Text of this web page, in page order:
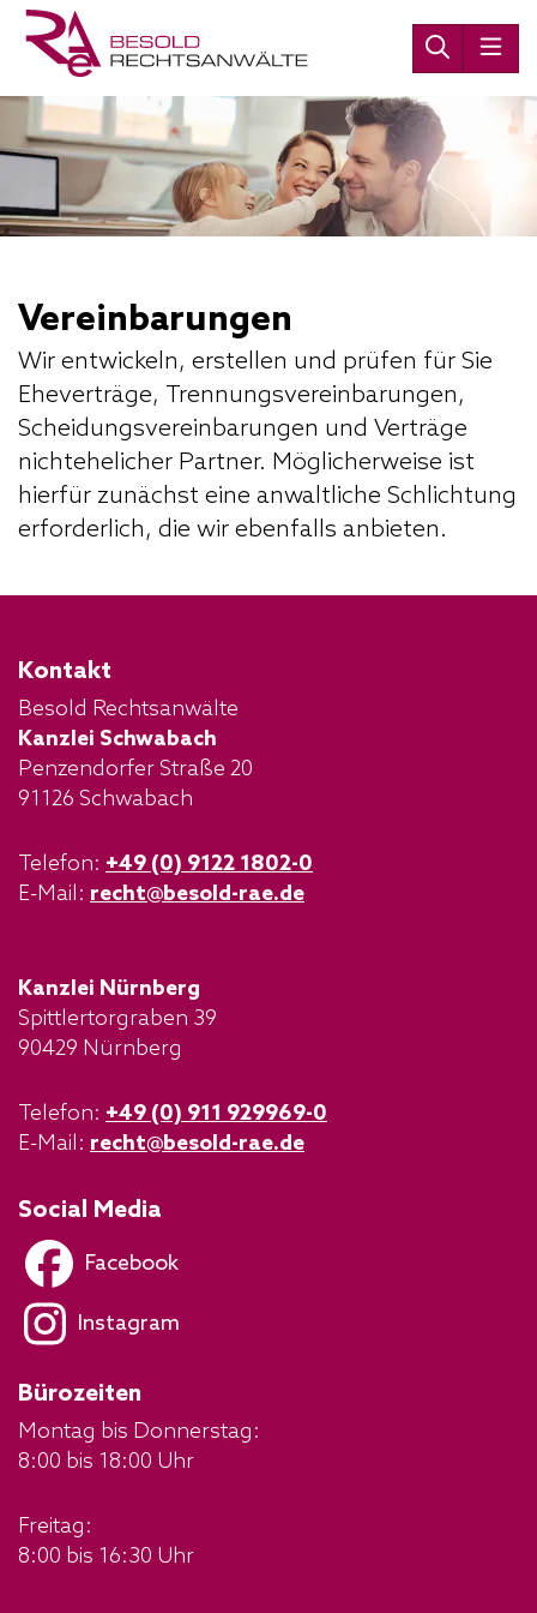
Vereinbarungen
Wir entwickeln, erstellen und prüfen für Sie
Eheverträge, Trennungsvereinbarungen,
Scheidungsvereinbarungen und Verträge
nichtehelicher Partner. Möglicherweise ist
hierfür zunächst eine anwaltliche Schlichtung
erforderlich, die wir ebenfalls anbieten.
Kontakt
Besold Rechtsanwälte
Kanzlei Schwabach
Penzendorfer Straße 20
91126 Schwabach
Telefon: +49 (0) 9122 1802-0
E-Mail: recht@besold-rae.de
Kanzlei Nürnberg
Spittlertorgraben 39
90429 Nürnberg
Telefon: +49 (0) 911 929969-0
E-Mail: recht@besold-rae.de
Social Media
Facebook
Instagram
Bürozeiten
Montag bis Donnerstag:
8:00 bis 18:00 Uhr
Freitag:
8:00 bis 16:30 Uhr